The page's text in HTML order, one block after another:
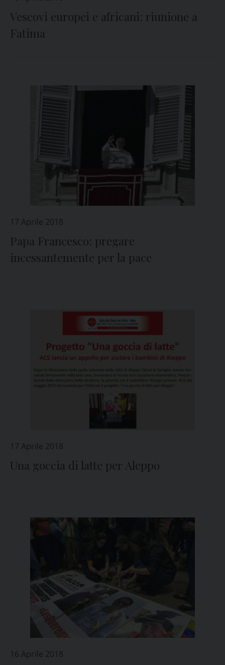
Vescovi europei e africani: riunione a
Fatima
17 Aprile 2018
Papa Francesco: pregare
incessantemente per la pace
17 Aprile 2018
Una goccia di latte per Aleppo
16 Aprile 2018